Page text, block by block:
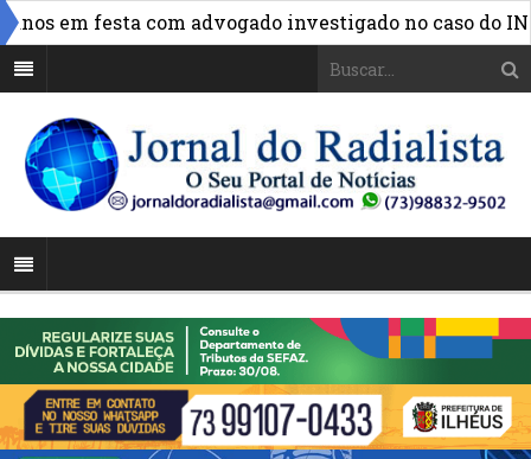
festa com advogado investigado no caso do INSS »